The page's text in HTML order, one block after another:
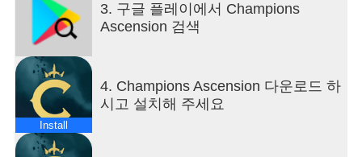
3. 구글 플레이에서 Champions
Ascension 검색
Install
4. Champions Ascension 다운로드 하
시고 설치해 주세요